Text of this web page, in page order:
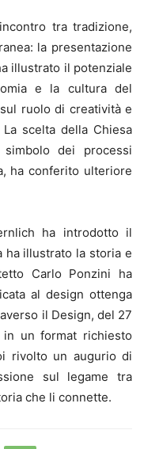
tra tradizione,
la presentazione
illustrato il potenziale
e la cultura del
ruolo di creatività e
scelta della Chiesa
dei processi
ha conferito ulteriore
ha introdotto il
ha illustrato la storia e
Carlo Ponzini ha
al design ottenga
il Design, del 27
in un format richiesto
rivolto un augurio di
sul legame tra
che li connette.